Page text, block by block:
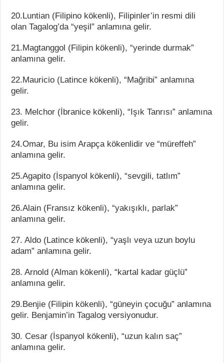
20.Luntian (Filipino kökenli), Filipinler’in resmi dili
olan Tagalog’da “yeşil” anlamına gelir.
21.Magtanggol (Filipin kökenli), “yerinde durmak”
anlamına gelir.
22.Mauricio (Latince kökenli), “Mağribi” anlamına
gelir.
23. Melchor (İbranice kökenli), “Işık Tanrısı” anlamına
gelir.
24.Omar, Bu isim Arapça kökenlidir ve “müreffeh”
anlamına gelir.
25.Agapito (İspanyol kökenli), “sevgili, tatlım”
anlamına gelir.
26.Alain (Fransız kökenli), “yakışıklı, parlak”
anlamına gelir.
27. Aldo (Latince kökenli), “yaşlı veya uzun boylu
adam” anlamına gelir.
28. Arnold (Alman kökenli), “kartal kadar güçlü”
anlamına gelir.
29.Benjie (Filipin kökenli), “güneyin çocuğu” anlamına
gelir. Benjamin’in Tagalog versiyonudur.
30. Cesar (İspanyol kökenli), “uzun kalın saç”
anlamına gelir.